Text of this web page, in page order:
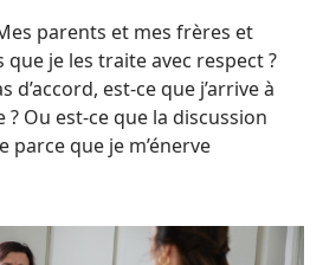
parents et mes frères et
je les traite avec respect ?
d’accord, est-ce que j’arrive à
Ou est-ce que la discussion
parce que je m’énerve